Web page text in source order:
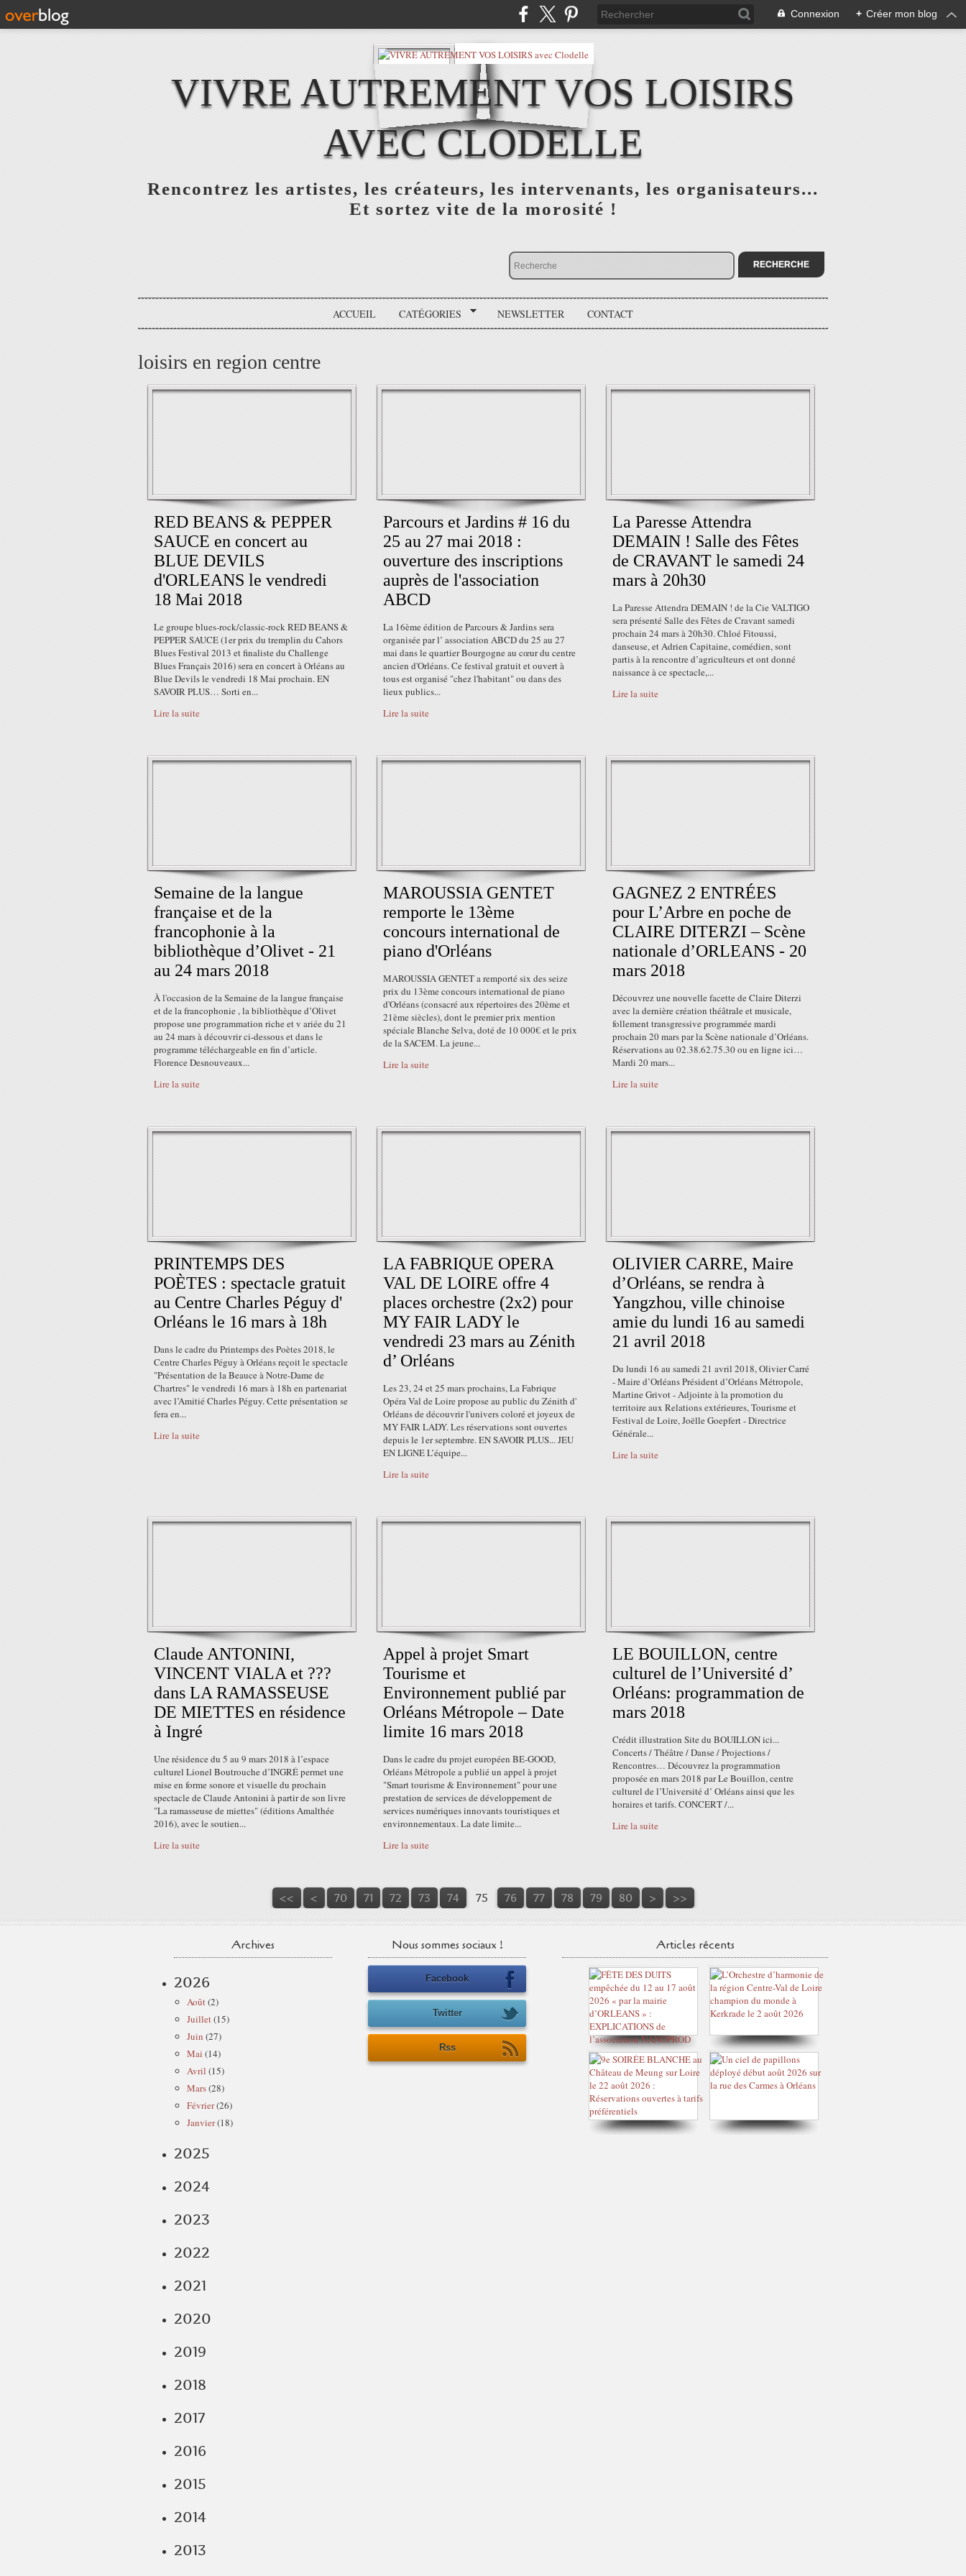
Connexion + Créer mon blog
VIVRE AUTREMENT VOS LOISIRS
AVEC CLODELLE
Rencontrez les artistes, les créateurs, les intervenants, les organisateurs...
Et sortez vite de la morosité !
ACCUEIL CATÉGORIES NEWSLETTER CONTACT
loisirs en region centre
RED BEANS & PEPPER
SAUCE en concert au
BLUE DEVILS
d'ORLEANS le vendredi
18 Mai 2018
Le groupe blues-rock/classic-rock RED BEANS &
PEPPER SAUCE (1er prix du tremplin du Cahors
Blues Festival 2013 et finaliste du Challenge
Blues Français 2016) sera en concert à Orléans au
Blue Devils le vendredi 18 Mai prochain. EN
SAVOIR PLUS… Sorti en...
Lire la suite
Parcours et Jardins # 16 du
25 au 27 mai 2018 :
ouverture des inscriptions
auprès de l'association
ABCD
La 16ème édition de Parcours & Jardins sera
organisée par l’ association ABCD du 25 au 27
mai dans le quartier Bourgogne au cœur du centre
ancien d'Orléans. Ce festival gratuit et ouvert à
tous est organisé "chez l'habitant" ou dans des
lieux publics...
Lire la suite
La Paresse Attendra
DEMAIN ! Salle des Fêtes
de CRAVANT le samedi 24
mars à 20h30
La Paresse Attendra DEMAIN ! de la Cie VALTIGO
sera présenté Salle des Fêtes de Cravant samedi
prochain 24 mars à 20h30. Chloé Fitoussi,
danseuse, et Adrien Capitaine, comédien, sont
partis à la rencontre d’agriculteurs et ont donné
naissance à ce spectacle,...
Lire la suite
Semaine de la langue
française et de la
francophonie à la
bibliothèque d’Olivet - 21
au 24 mars 2018
À l'occasion de la Semaine de la langue française
et de la francophonie , la bibliothèque d’Olivet
propose une programmation riche et v ariée du 21
au 24 mars à découvrir ci-dessous et dans le
programme téléchargeable en fin d’article.
Florence Desnouveaux...
Lire la suite
MAROUSSIA GENTET
remporte le 13ème
concours international de
piano d'Orléans
MAROUSSIA GENTET a remporté six des seize
prix du 13ème concours international de piano
d'Orléans (consacré aux répertoires des 20ème et
21ème siècles), dont le premier prix mention
spéciale Blanche Selva, doté de 10 000€ et le prix
de la SACEM. La jeune...
Lire la suite
GAGNEZ 2 ENTRÉES
pour L’Arbre en poche de
CLAIRE DITERZI – Scène
nationale d’ORLEANS - 20
mars 2018
Découvrez une nouvelle facette de Claire Diterzi
avec la dernière création théâtrale et musicale,
follement transgressive programmée mardi
prochain 20 mars par la Scène nationale d’Orléans.
Réservations au 02.38.62.75.30 ou en ligne ici…
Mardi 20 mars...
Lire la suite
PRINTEMPS DES
POÈTES : spectacle gratuit
au Centre Charles Péguy d'
Orléans le 16 mars à 18h
Dans le cadre du Printemps des Poètes 2018, le
Centre Charles Péguy à Orléans reçoit le spectacle
"Présentation de la Beauce à Notre-Dame de
Chartres" le vendredi 16 mars à 18h en partenariat
avec l’Amitié Charles Péguy. Cette présentation se
fera en...
Lire la suite
LA FABRIQUE OPERA
VAL DE LOIRE offre 4
places orchestre (2x2) pour
MY FAIR LADY le
vendredi 23 mars au Zénith
d’ Orléans
Les 23, 24 et 25 mars prochains, La Fabrique
Opéra Val de Loire propose au public du Zénith d'
Orléans de découvrir l'univers coloré et joyeux de
MY FAIR LADY. Les réservations sont ouvertes
depuis le 1er septembre. EN SAVOIR PLUS... JEU
EN LIGNE L’équipe...
Lire la suite
OLIVIER CARRE, Maire
d’Orléans, se rendra à
Yangzhou, ville chinoise
amie du lundi 16 au samedi
21 avril 2018
Du lundi 16 au samedi 21 avril 2018, Olivier Carré
- Maire d’Orléans Président d’Orléans Métropole,
Martine Grivot - Adjointe à la promotion du
territoire aux Relations extérieures, Tourisme et
Festival de Loire, Joëlle Goepfert - Directrice
Générale...
Lire la suite
Claude ANTONINI,
VINCENT VIALA et ???
dans LA RAMASSEUSE
DE MIETTES en résidence
à Ingré
Une résidence du 5 au 9 mars 2018 à l’espace
culturel Lionel Boutrouche d’INGRÉ permet une
mise en forme sonore et visuelle du prochain
spectacle de Claude Antonini à partir de son livre
"La ramasseuse de miettes" (éditions Amalthée
2016), avec le soutien...
Lire la suite
Appel à projet Smart
Tourisme et
Environnement publié par
Orléans Métropole – Date
limite 16 mars 2018
Dans le cadre du projet européen BE-GOOD,
Orléans Métropole a publié un appel à projet
"Smart tourisme & Environnement" pour une
prestation de services de développement de
services numériques innovants touristiques et
environnementaux. La date limite...
Lire la suite
LE BOUILLON, centre
culturel de l’Université d’
Orléans: programmation de
mars 2018
Crédit illustration Site du BOUILLON ici...
Concerts / Théâtre / Danse / Projections /
Rencontres… Découvrez la programmation
proposée en mars 2018 par Le Bouillon, centre
culturel de l’Université d’ Orléans ainsi que les
horaires et tarifs. CONCERT /...
Lire la suite
<< < 10
20
30
40
50
60
70 71 72 73 74 75 76 77 78 79 80 90
100
> >>
Archives
2026
Août(2)
Juillet(15)
Juin (27)
Mai (14)
Avril (15)
Mars(28)
Février(26)
Janvier(18)
2025
2024
2023
2022
2021
2020
2019
2018
2017
2016
2015
2014
2013
Nous sommes sociaux !
Facebook
Twitter
Rss
Articles récents